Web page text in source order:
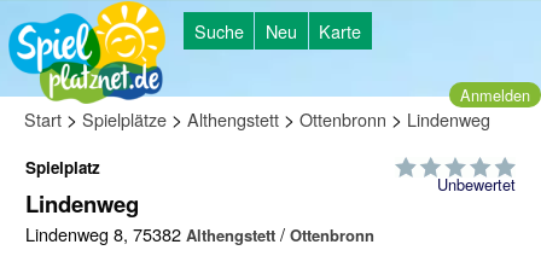
Suche Neu Karte
Anmelden
Start > Spielplätze > Althengstett > Ottenbronn > Lindenweg
Unbewertet
Spielplatz
Lindenweg
Lindenweg 8, 75382 Althengstett / Ottenbronn